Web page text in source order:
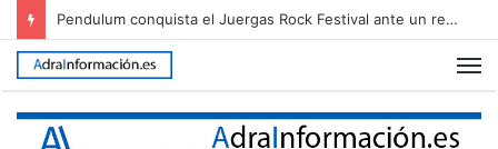
Adra reclama al Gobierno que agilice la conducción de agua desalada desde el Campo de Dalías